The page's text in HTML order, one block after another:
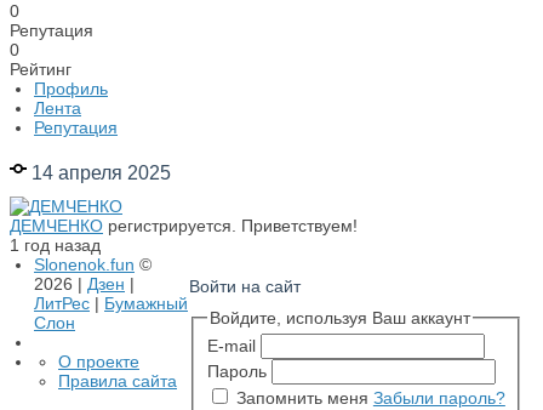
0
Репутация
0
Рейтинг
Профиль
Лента
Репутация
14 апреля 2025
ДЕМЧЕНКО регистрируется. Приветствуем!
1 год назад
Войти на сайт
Войдите, используя Ваш аккаунт
E-mail
Пароль
Запомнить меня Забыли пароль?
Slonenok.fun ©
2026 | Дзен |
ЛитРес | Бумажный
Слон
О проекте
Правила сайта